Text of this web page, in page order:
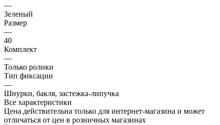
—
Зеленый
Размер
—
40
Комплект
—
Только ролики
Тип фиксации
—
Шнурки, бакля, застежка-липучка
Все характеристики
Цена действительна только для интернет-магазина и может
отличаться от цен в розничных магазинах